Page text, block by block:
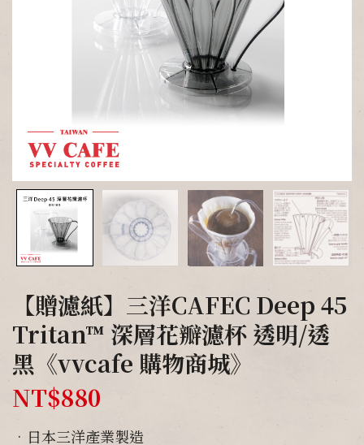
【贈濾紙】三洋CAFEC Deep 45
Tritan™ 深層花瓣濾杯 透明/透
黑《vvcafe 購物商城》
NT$880
•日本三洋產業製造